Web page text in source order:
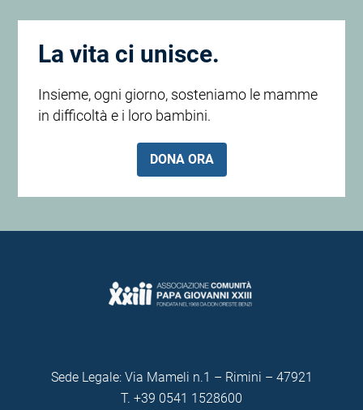
La vita ci unisce.
Insieme, ogni giorno, sosteniamo le mamme
in difficoltà e i loro bambini.
DONA ORA
Sede Legale: Via Mameli n.1 – Rimini – 47921
T. +39 0541 1528600